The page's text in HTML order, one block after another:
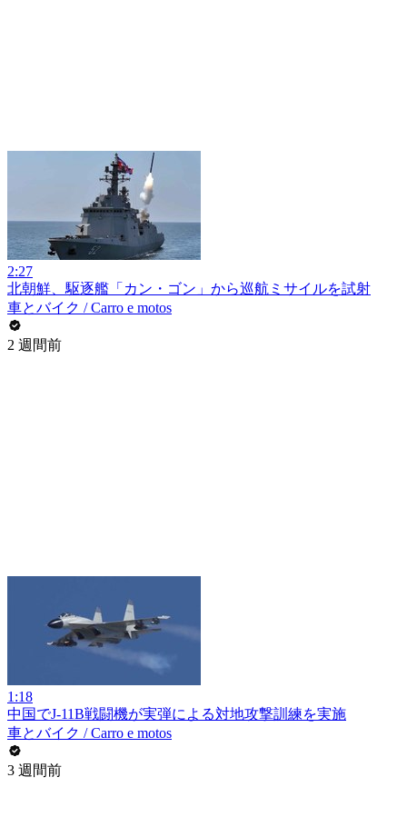
2:27
北朝鮮、駆逐艦「カン・ゴン」から巡航ミサイルを試射
車とバイク / Carro e motos
2 週間前
1:18
中国でJ-11B戦闘機が実弾による対地攻撃訓練を実施
車とバイク / Carro e motos
3 週間前